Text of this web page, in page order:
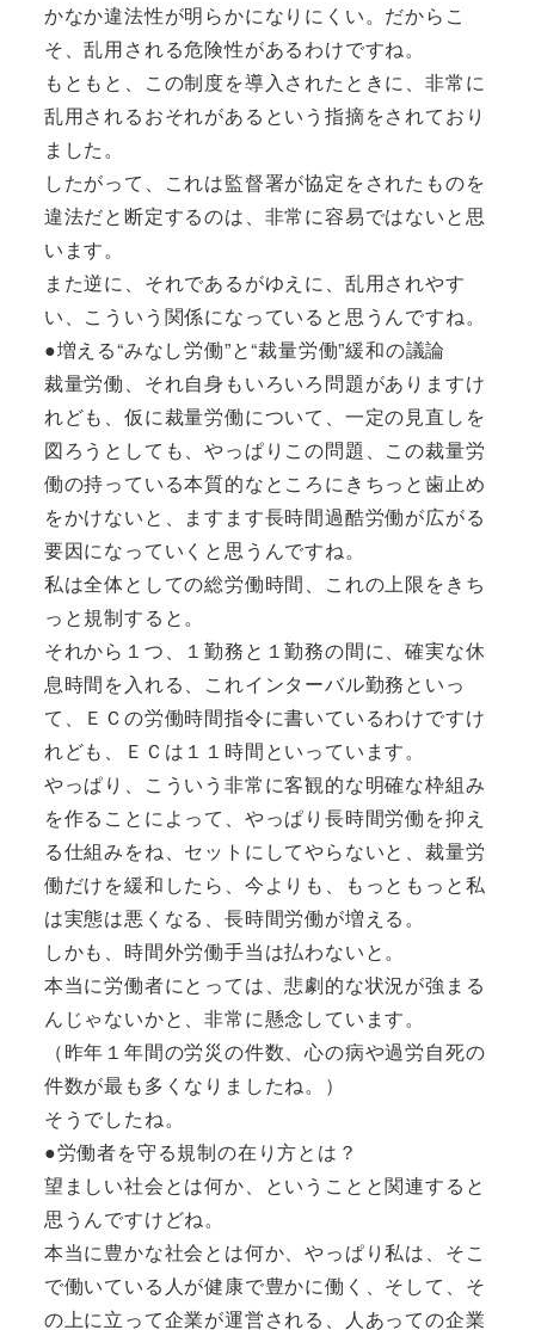
かなか違法性が明らかになりにくい。だからこ
そ、乱用される危険性があるわけですね。
もともと、この制度を導入されたときに、非常に
乱用されるおそれがあるという指摘をされており
ました。
したがって、これは監督署が協定をされたものを
違法だと断定するのは、非常に容易ではないと思
います。
また逆に、それであるがゆえに、乱用されやす
い、こういう関係になっていると思うんですね。
●増える“みなし労働”と“裁量労働”緩和の議論
裁量労働、それ自身もいろいろ問題がありますけ
れども、仮に裁量労働について、一定の見直しを
図ろうとしても、やっぱりこの問題、この裁量労
働の持っている本質的なところにきちっと歯止め
をかけないと、ますます長時間過酷労働が広がる
要因になっていくと思うんですね。
私は全体としての総労働時間、これの上限をきち
っと規制すると。
それから１つ、１勤務と１勤務の間に、確実な休
息時間を入れる、これインターバル勤務といっ
て、ＥＣの労働時間指令に書いているわけですけ
れども、ＥＣは１１時間といっています。
やっぱり、こういう非常に客観的な明確な枠組み
を作ることによって、やっぱり長時間労働を抑え
る仕組みをね、セットにしてやらないと、裁量労
働だけを緩和したら、今よりも、もっともっと私
は実態は悪くなる、長時間労働が増える。
しかも、時間外労働手当は払わないと。
本当に労働者にとっては、悲劇的な状況が強まる
んじゃないかと、非常に懸念しています。
（昨年１年間の労災の件数、心の病や過労自死の
件数が最も多くなりましたね。）
そうでしたね。
●労働者を守る規制の在り方とは？
望ましい社会とは何か、ということと関連すると
思うんですけどね。
本当に豊かな社会とは何か、やっぱり私は、そこ
で働いている人が健康で豊かに働く、そして、そ
の上に立って企業が運営される、人あっての企業